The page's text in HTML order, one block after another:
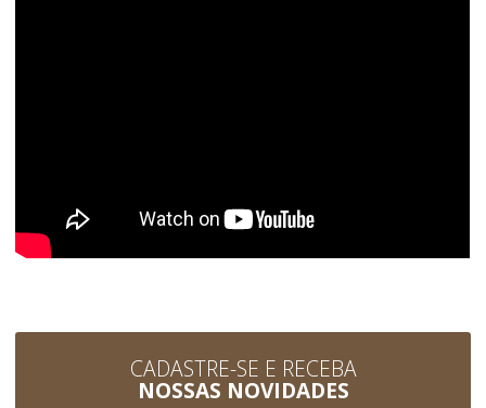
CADASTRE-SE E RECEBA
NOSSAS NOVIDADES